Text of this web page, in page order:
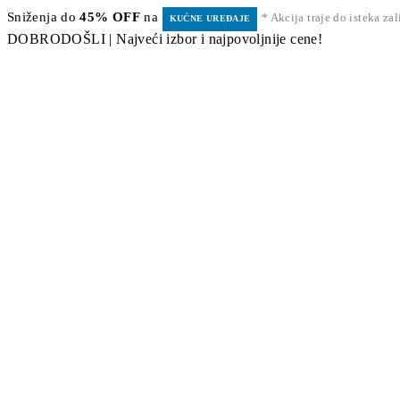
Sniženja do45% OFF na KUĆNE UREĐAJE * Akcija traje do isteka
DOBRODOŠLI | Najveći izbor i najpovoljnije cene!